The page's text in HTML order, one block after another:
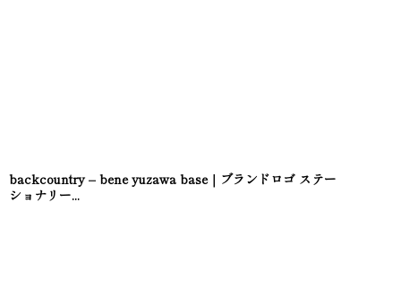
backcountry – bene yuzawa base｜ブランドロゴ ステー
ショナリー...